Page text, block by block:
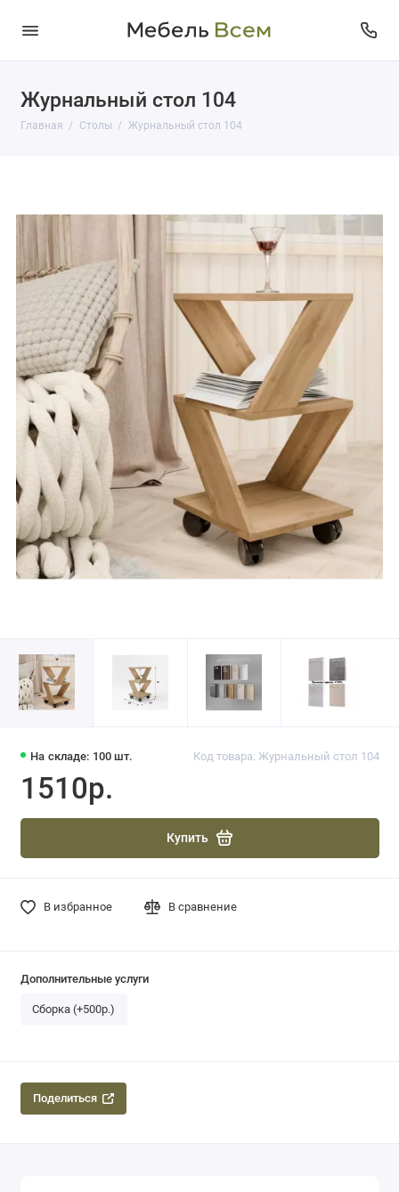
Журнальный стол 104
Главная Столы Журнальный стол 104
На складе: 100 шт. Код товара: Журнальный стол 104
1510р.
Купить
В избранное В сравнение
Дополнительные услуги
Сборка (+500р.)
Поделиться